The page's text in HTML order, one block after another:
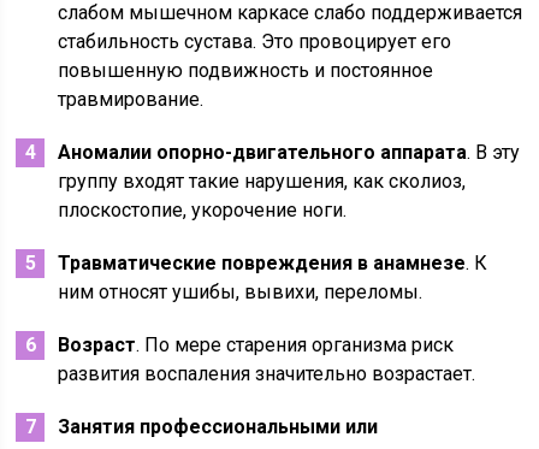
слабом мышечном каркасе слабо поддерживается
стабильность сустава. Это провоцирует его
повышенную подвижность и постоянное
травмирование.
Аномалии опорно-двигательного аппарата. В эту
группу входят такие нарушения, как сколиоз,
плоскостопие, укорочение ноги.
Травматические повреждения в анамнезе. К
ним относят ушибы, вывихи, переломы.
Возраст. По мере старения организма риск
развития воспаления значительно возрастает.
Занятия профессиональными или